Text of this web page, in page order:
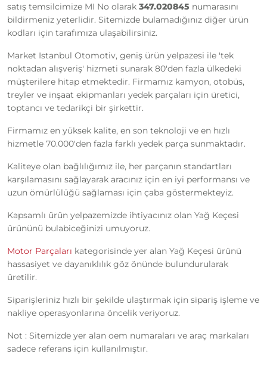
satış temsilcimize MI No olarak 347.020845 numarasını
bildirmeniz yeterlidir. Sitemizde bulamadığınız diğer ürün
kodları için tarafımıza ulaşabilirsiniz.
Market Istanbul Otomotiv, geniş ürün yelpazesi ile 'tek
noktadan alışveriş' hizmeti sunarak 80'den fazla ülkedeki
müşterilere hitap etmektedir. Firmamız kamyon, otobüs,
treyler ve inşaat ekipmanları yedek parçaları için üretici,
toptancı ve tedarikçi bir şirkettir.
Firmamız en yüksek kalite, en son teknoloji ve en hızlı
hizmetle 70.000'den fazla farklı yedek parça sunmaktadır.
Kaliteye olan bağlılığımız ile, her parçanın standartları
karşılamasını sağlayarak aracınız için en iyi performansı ve
uzun ömürlülüğü sağlaması için çaba göstermekteyiz.
Kapsamlı ürün yelpazemizde ihtiyacınız olan Yağ Keçesi
ürününü bulabiceğinizi umuyoruz.
Motor Parçaları kategorisinde yer alan Yağ Keçesi ürünü
hassasiyet ve dayanıklılık göz önünde bulundurularak
üretilir.
Siparişleriniz hızlı bir şekilde ulaştırmak için sipariş işleme ve
nakliye operasyonlarına öncelik veriyoruz.
Not : Sitemizde yer alan oem numaraları ve araç markaları
sadece referans için kullanılmıştır.